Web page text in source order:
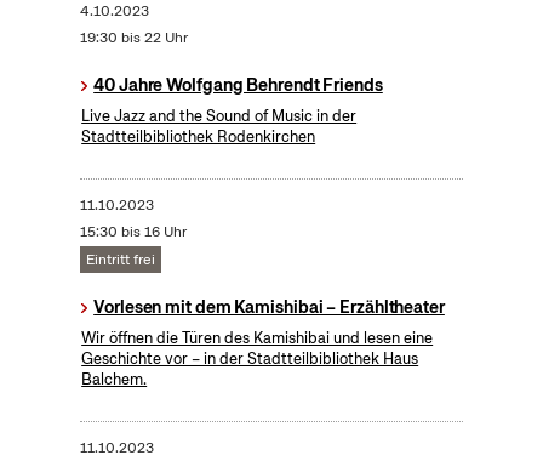
4.10.2023
19:30 bis 22 Uhr
40 Jahre Wolfgang Behrendt Friends
Live Jazz and the Sound of Music in der
Stadtteilbibliothek Rodenkirchen
11.10.2023
15:30 bis 16 Uhr
Eintritt frei
Vorlesen mit dem Kamishibai – Erzähltheater
Wir öffnen die Türen des Kamishibai und lesen eine
Geschichte vor – in der Stadtteilbibliothek Haus
Balchem.
11.10.2023